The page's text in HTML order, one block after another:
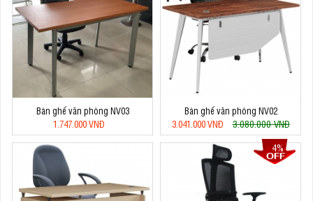
Bàn ghế văn phòng NV03
1.747.000 VNĐ
Bàn ghế văn phòng NV02
3.041.000 VNĐ
3.080.000 VNĐ
4%